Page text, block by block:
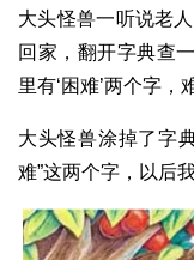
大头怪兽一听说老
回家，翻开字典查
里有‘困难’两个字，
大头怪兽涂掉了字
难”这两个字，以后